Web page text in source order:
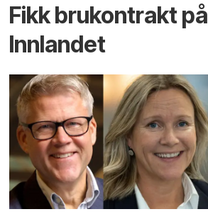
Fikk brukontrakt på
Innlandet